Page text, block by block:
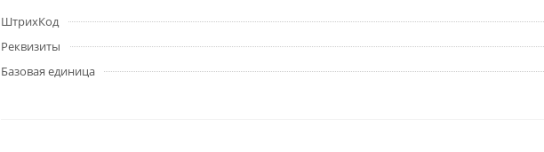
ШтрихКод
Реквизиты
Базовая единица